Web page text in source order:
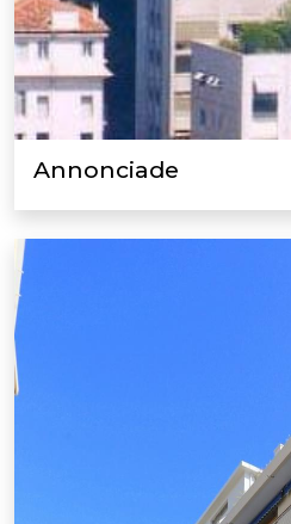
Annonciade